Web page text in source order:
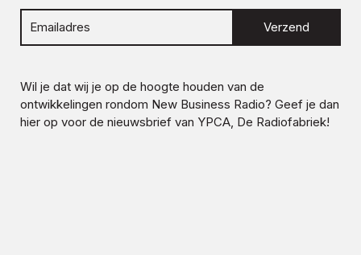
Verzend
Wil je dat wij je op de hoogte houden van de
ontwikkelingen rondom New Business Radio? Geef je dan
hier op voor de nieuwsbrief van YPCA, De Radiofabriek!